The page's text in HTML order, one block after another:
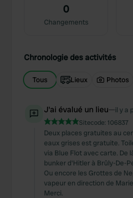
0
Changements
Chronologie des activités
Tous Lieux Photos
J'ai évalué un lieu—il y a
Sitecode: 106837
Deux places gratuites au
eaux grises est gratuite.
via Blue Flot avec carte. De
bunker d'Hitler à Brûly-De-
Ou encore les Grottes de
vapeur en direction de
Merci.